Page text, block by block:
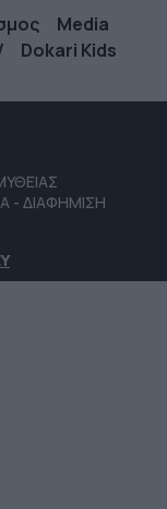
Media
Dokari Kids
- ΔΙΑΦΗΜΙΣΗ